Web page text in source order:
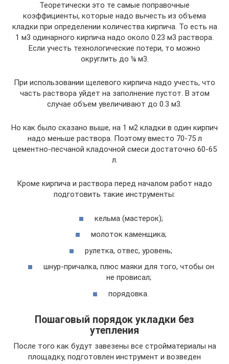
Теоретически это те самые поправочные
коэффициенты, которые надо вычесть из объема
кладки при определении количества кирпича. То есть на
1 м3 одинарного кирпича надо около 0.23 м3 раствора.
Если учесть технологические потери, то можно
округлить до ¼ м3.
При использовании щелевого кирпича надо учесть, что
часть раствора уйдет на заполнение пустот. В этом
случае объем увеличивают до 0.3 м3.
Но как было сказано выше, на 1 м2 кладки в один кирпич
надо меньше раствора. Поэтому вместо 70-75 л
цементно-песчаной кладочной смеси достаточно 60-65
л.
Кроме кирпича и раствора перед началом работ надо
подготовить такие инструменты:
кельма (мастерок);
молоток каменщика;
рулетка, отвес, уровень;
шнур-причалка, плюс маяки для того, чтобы он
не провисал;
порядовка.
Пошаговый порядок укладки без
утепления
После того как будут завезены все стройматериалы на
площадку, подготовлен инструмент и возведен